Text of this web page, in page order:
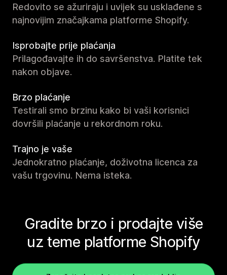
Redovito se ažuriraju i uvijek su usklađene s
najnovijim značajkama platforme Shopify.
Isprobajte prije plaćanja
Prilagođavajte ih do savršenstva. Platite tek
nakon objave.
Brzo plaćanje
Testirali smo brzinu kako bi vaši korisnici
dovršili plaćanje u rekordnom roku.
Trajno je vaše
Jednokratno plaćanje, doživotna licenca za
vašu trgovinu. Nema isteka.
Gradite brzo i prodajte više
uz teme platforme Shopify